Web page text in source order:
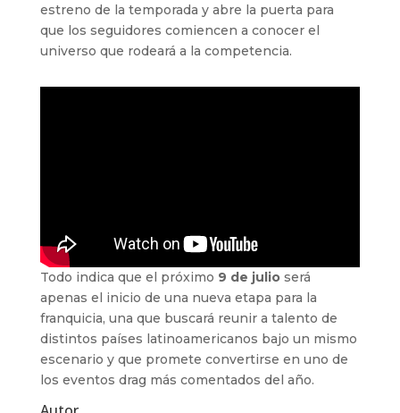
estreno de la temporada y abre la puerta para
que los seguidores comiencen a conocer el
universo que rodeará a la competencia.
Todo indica que el próximo 9 de julioserá
apenas el inicio de una nueva etapa para la
franquicia, una que buscará reunir a talento de
distintos países latinoamericanos bajo un mismo
escenario y que promete convertirse en uno de
los eventos drag más comentados del año.